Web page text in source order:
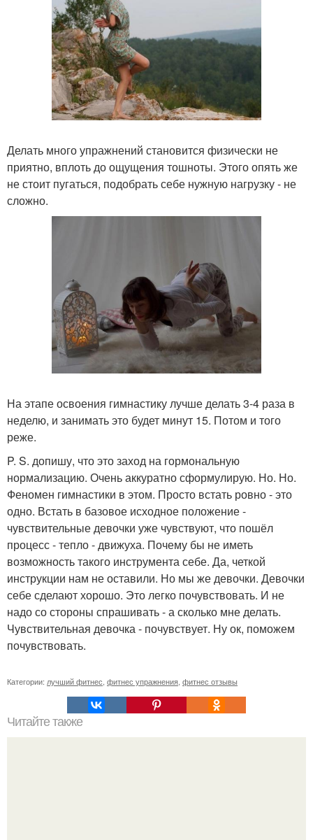
Делать много упражнений становится физически не
приятно, вплоть до ощущения тошноты. Этого опять же
не стоит пугаться, подобрать себе нужную нагрузку - не
сложно.
На этапе освоения гимнастику лучше делать 3-4 раза в
неделю, и занимать это будет минут 15. Потом и того
реже.
P. S. допишу, что это заход на гормональную
нормализацию. Очень аккуратно сформулирую. Но. Но.
Феномен гимнастики в этом. Просто встать ровно - это
одно. Встать в базовое исходное положение -
чувствительные девочки уже чувствуют, что пошёл
процесс - тепло - движуха. Почему бы не иметь
возможность такого инструмента себе. Да, четкой
инструкции нам не оставили. Но мы же девочки. Девочки
себе сделают хорошо. Это легко почувствовать. И не
надо со стороны спрашивать - а сколько мне делать.
Чувствительная девочка - почувствует. Ну ок, поможем
почувствовать.
Категории: лучший фитнес фитнес упражнения фитнес отзывы
Читайте также